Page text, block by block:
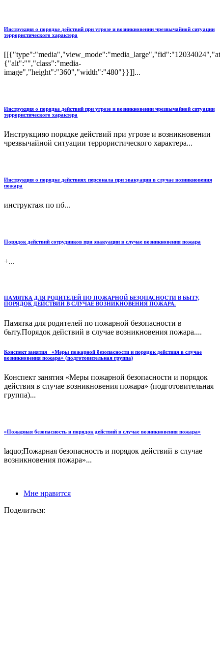
Инструкция о порядке действий при угрозе и возникновении чрезвычайной ситуации
террористического характера
{"alt":"","class":"media-
image","height":"360","width":"480"}}]]...
Инструкция о порядке действий при угрозе и возникновении чрезвычайной ситуации
террористического характера
Инструкцияо порядке действий при угрозе и возникновении
чрезвычайной ситуации террористического характера...
Инструкция о порядке действиях персонала при эвакуации в случае возникновения
пожара
инструктаж по пб...
Порядок действий сотрудников при эвакуации в случае возникновения пожара
+...
ПАМЯТКА ДЛЯ РОДИТЕЛЕЙ ПО ПОЖАРНОЙ БЕЗОПАСНОСТИ В БЫТУ,
ПОРЯДОК ДЕЙСТВИЙ В СЛУЧАЕ ВОЗНИКНОВЕНИЯ ПОЖАРА.
Памятка для родителей по пожарной безопасности в
быту.Порядок действий в случае возникновения пожара....
Конспект занятия «Меры пожарной безопасности и порядок действия в случае
возникновения пожара» (подготовительная группа)
Конспект занятия «Меры пожарной безопасности и порядок
действия в случае возникновения пожара» (подготовительная
группа)...
«Пожарная безопасность и порядок действий в случае возникновения пожара»
laquo;Пожарная безопасность и порядок действий в случае
возникновения пожара»...
Мне нравится
Поделиться: